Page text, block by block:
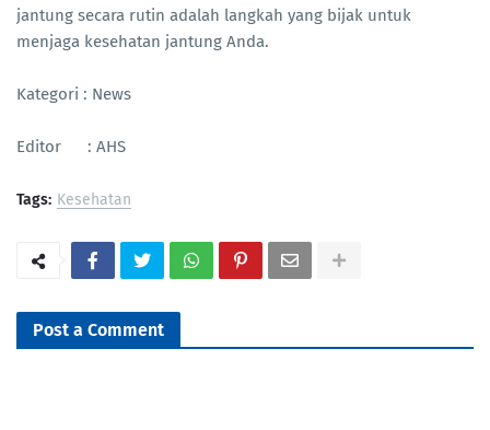
jantung secara rutin adalah langkah yang bijak untuk
menjaga kesehatan jantung Anda.
Kategori : News
Editor : AHS
Tags: Kesehatan
Post a Comment